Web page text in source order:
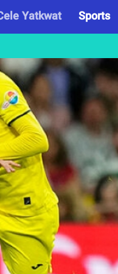
Yatkwat Sports